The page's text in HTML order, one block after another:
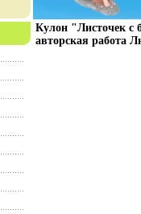
Кулон "Листочек с
авторская работа